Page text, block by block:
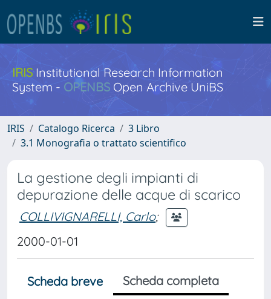
IRISInstitutional Research Information
System - OPENBS Open Archive UniBS
IRIS Catalogo Ricerca
3 Libro
3.1 Monografia o trattato scientifico
La gestione degli impianti di
depurazione delle acque di scarico
COLLIVIGNARELLI, Carlo;
2000-01-01
Scheda breve
Scheda completa